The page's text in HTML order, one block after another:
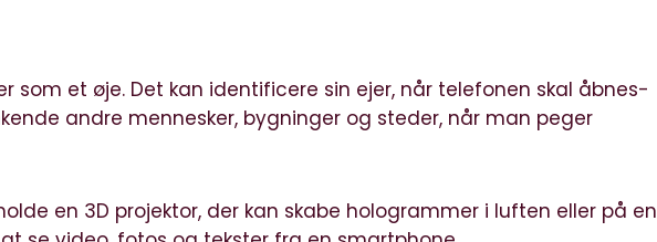
som et øje. Det kan identificere sin ejer, når telefonen skal åbnes-
andre mennesker, bygninger og steder, når man peger
en 3D projektor, der kan skabe hologrammer i luften eller på en